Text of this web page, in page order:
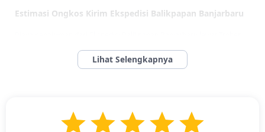
Estimasi Ongkos Kirim Ekspedisi Balikpapan Banjarbaru
dan jenis armada yang dipilih. Kami selalu berusaha memberikan tarif
yang terjangkau dan transparan, sehingga Anda bisa menekan biaya
anggaran jadi lebih praktis. Tarif pengiriman dari Balikpapan ke
Banjarbaru mulai dari
Rp 17.000 per kilogram , dengan opsi